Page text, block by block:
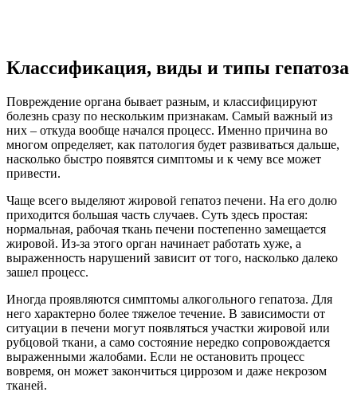
Классификация, виды и типы гепатоза
Повреждение органа бывает разным, и классифицируют
болезнь сразу по нескольким признакам. Самый важный из
них – откуда вообще начался процесс. Именно причина во
многом определяет, как патология будет развиваться дальше,
насколько быстро появятся симптомы и к чему все может
привести.
Чаще всего выделяют жировой гепатоз печени. На его долю
приходится большая часть случаев. Суть здесь простая:
нормальная, рабочая ткань печени постепенно замещается
жировой. Из-за этого орган начинает работать хуже, а
выраженность нарушений зависит от того, насколько далеко
зашел процесс.
Иногда проявляются симптомы алкогольного гепатоза. Для
него характерно более тяжелое течение. В зависимости от
ситуации в печени могут появляться участки жировой или
рубцовой ткани, а само состояние нередко сопровождается
выраженными жалобами. Если не остановить процесс
вовремя, он может закончиться циррозом и даже некрозом
тканей.